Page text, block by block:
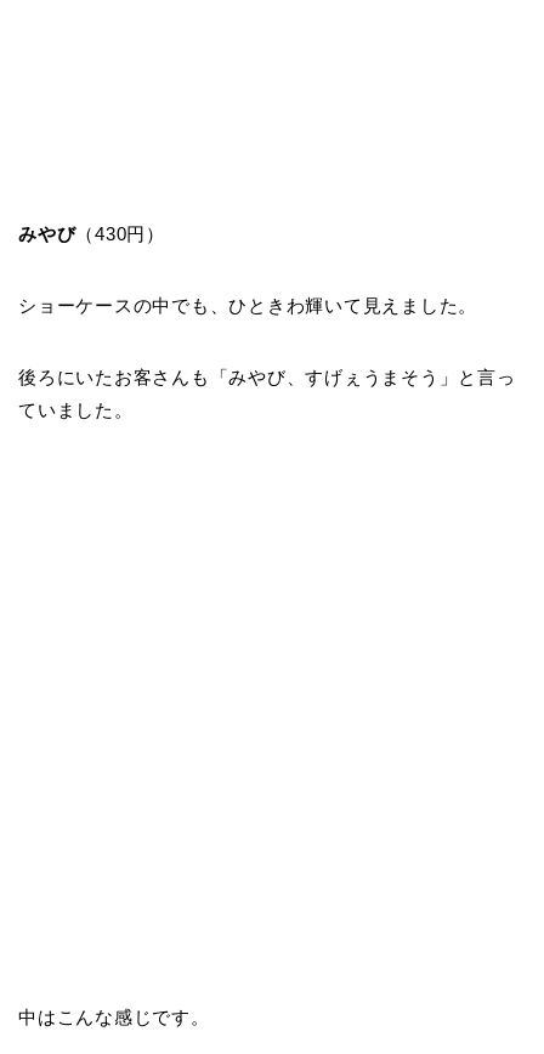
みやび（430円）
ショーケースの中でも、ひときわ輝いて見えました。
後ろにいたお客さんも「みやび、すげぇうまそう」と言っ
ていました。
中はこんな感じです。